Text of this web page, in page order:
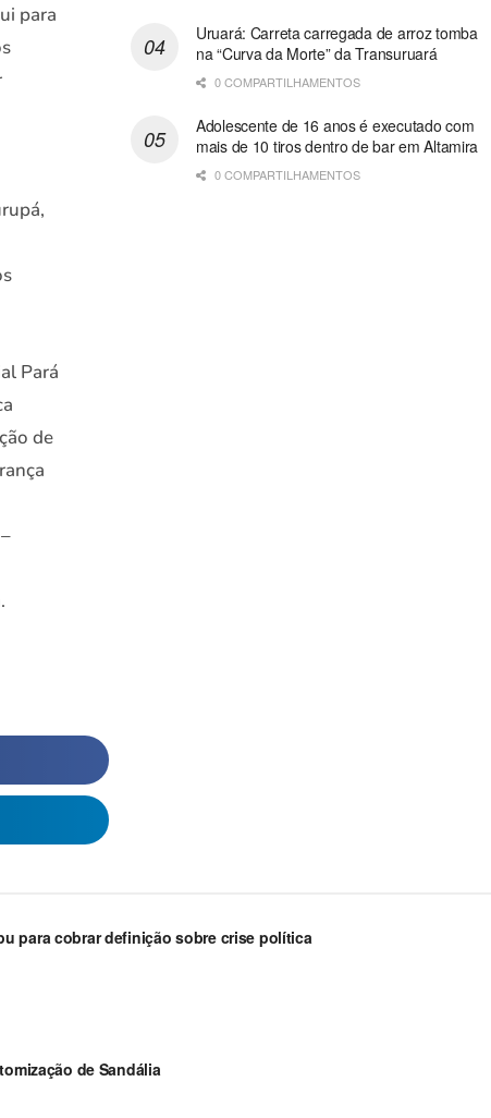
para
Pará
de
Uruará: Carreta carregada de arroz tomba
na “Curva da Morte” da Transuruará
0 COMPARTILHAMENTOS
Adolescente de 16 anos é executado com
mais de 10 tiros dentro de bar em Altamira
0 COMPARTILHAMENTOS
para cobrar definição sobre crise política
de Sandália